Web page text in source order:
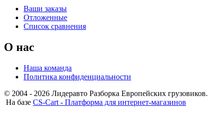
Ваши заказы
Отложенные
Список сравнения
О нас
Наша команда
Политика конфиденциальности
© 2004 - 2026 Лидеравто Разборка Европейских грузовиков.
На базе CS-Cart - Платформа для интернет-магазинов